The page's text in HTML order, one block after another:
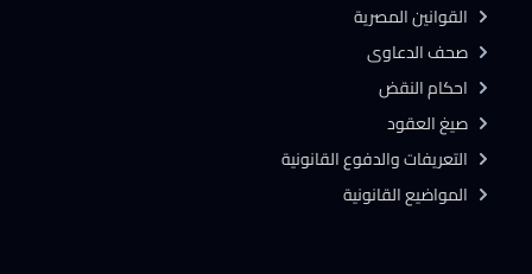
القوانين المصرية
صحف الدعاوى
احكام النقض
صيغ العقود
التعريفات والدفوع القانونية
المواضيع القانونية